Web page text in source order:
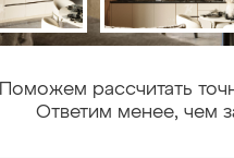
Поможем рассчитать
Ответим менее, чем